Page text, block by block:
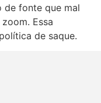
de fonte que mal
Essa
de saque.